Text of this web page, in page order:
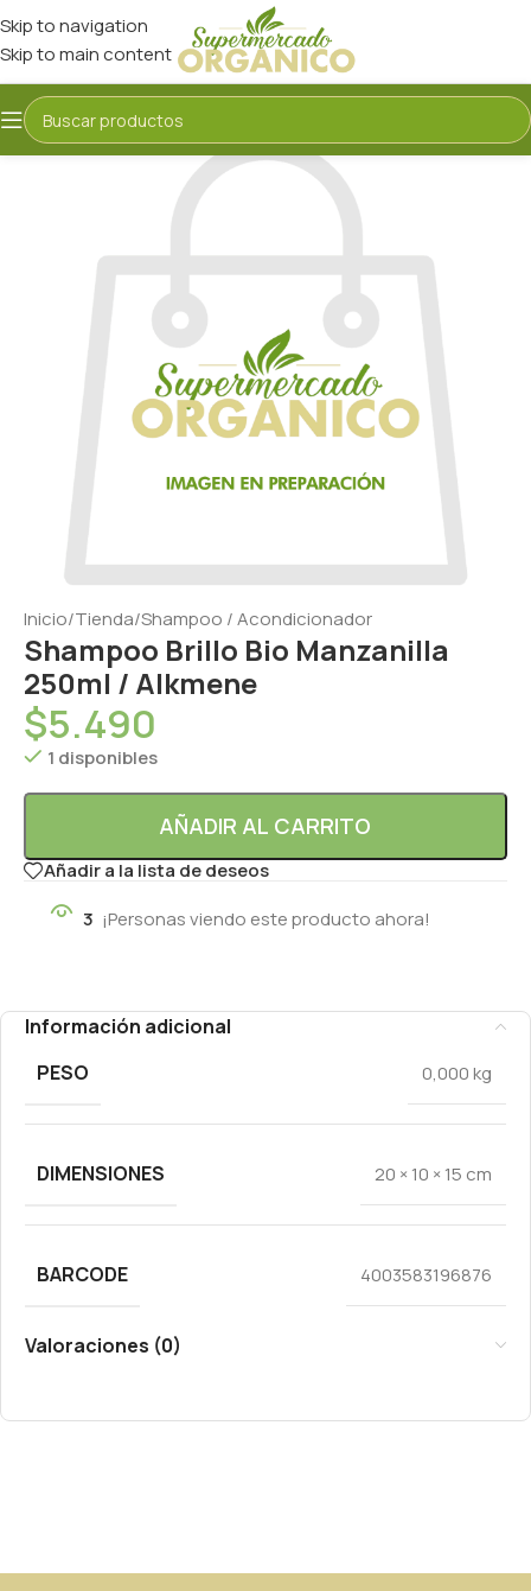
Skip to navigation
Skip to main content
Inicio/Tienda/Shampoo / Acondicionador
Shampoo Brillo Bio Manzanilla
250ml / Alkmene
$5.490
1 disponibles
AÑADIR AL CARRITO
Añadir a la lista de deseos
3 ¡Personas viendo este producto ahora!
Información adicional
PESO
0,000 kg
DIMENSIONES 20 × 10 × 15 cm
BARCODE 4003583196876
Valoraciones (0)